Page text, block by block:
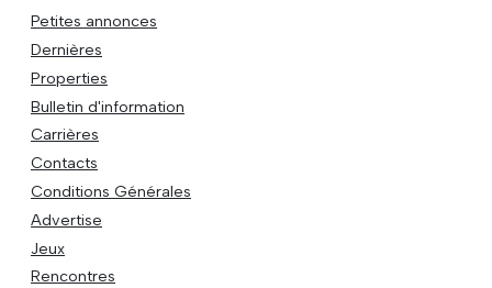
Petites annonces
Dernières
Properties
Bulletin d'information
Carrières
Contacts
Conditions Générales
Advertise
Jeux
Rencontres